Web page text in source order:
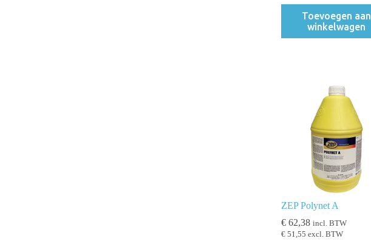
Toevoegen aan
winkelwagen
ZEP Polynet A
€ 62,38 incl. BTW
€ 51,55 excl. BTW